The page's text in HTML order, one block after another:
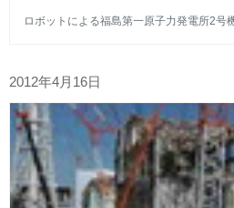
ロボットによる福島第一原子力発電所2号
2012年4月16日